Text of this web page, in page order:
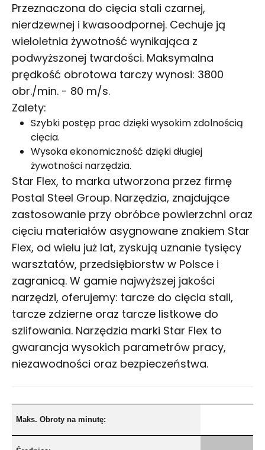
Przeznaczona do cięcia stali czarnej,
nierdzewnej i kwasoodpornej. Cechuje ją
wieloletnia żywotność wynikająca z
podwyższonej twardości. Maksymalna
prędkość obrotowa tarczy wynosi: 3800
obr./min. - 80 m/s.
Zalety:
Szybki postęp prac dzięki wysokim zdolnością
cięcia.
Wysoka ekonomiczność dzięki długiej
żywotności narzędzia.
Star Flex, to marka utworzona przez firmę
Postal Steel Group. Narzędzia, znajdujące
zastosowanie przy obróbce powierzchni oraz
cięciu materiałów asygnowane znakiem Star
Flex, od wielu już lat, zyskują uznanie tysięcy
warsztatów, przedsiębiorstw w Polsce i
zagranicą. W gamie najwyższej jakości
narzędzi, oferujemy: tarcze do cięcia stali,
tarcze zdzierne oraz tarcze listkowe do
szlifowania. Narzędzia marki Star Flex to
gwarancja wysokich parametrów pracy,
niezawodności oraz bezpieczeństwa.
Maks. Obroty na minutę: